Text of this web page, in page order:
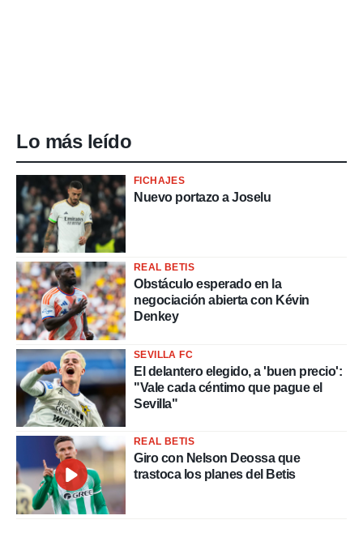
Lo más leído
FICHAJES
Nuevo portazo a Joselu
REAL BETIS
Obstáculo esperado en la
negociación abierta con Kévin
Denkey
SEVILLA FC
El delantero elegido, a 'buen precio':
"Vale cada céntimo que pague el
Sevilla"
REAL BETIS
Giro con Nelson Deossa que
trastoca los planes del Betis